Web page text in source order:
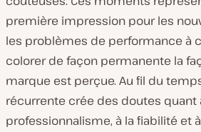
première impression pour les
les problèmes de performance à
colorer de façon permanente la
marque est perçue. Au fil du
récurrente crée des doutes quant
professionnalisme, à la fiabilité et à